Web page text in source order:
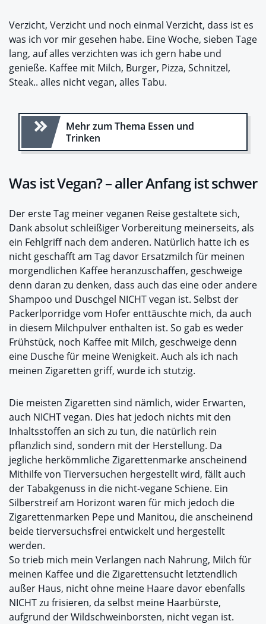
Verzicht, Verzicht und noch einmal Verzicht, dass ist es
was ich vor mir gesehen habe. Eine Woche, sieben Tage
lang, auf alles verzichten was ich gern habe und
genieße. Kaffee mit Milch, Burger, Pizza, Schnitzel,
Steak.. alles nicht vegan, alles Tabu.
Mehr zum Thema Essen und
Trinken
Was ist Vegan? – aller Anfang ist schwer
Der erste Tag meiner veganen Reise gestaltete sich,
Dank absolut schleißiger Vorbereitung meinerseits, als
ein Fehlgriff nach dem anderen. Natürlich hatte ich es
nicht geschafft am Tag davor Ersatzmilch für meinen
morgendlichen Kaffee heranzuschaffen, geschweige
denn daran zu denken, dass auch das eine oder andere
Shampoo und Duschgel NICHT vegan ist. Selbst der
Packerlporridge vom Hofer enttäuschte mich, da auch
in diesem Milchpulver enthalten ist. So gab es weder
Frühstück, noch Kaffee mit Milch, geschweige denn
eine Dusche für meine Wenigkeit. Auch als ich nach
meinen Zigaretten griff, wurde ich stutzig.
Die meisten Zigaretten sind nämlich, wider Erwarten,
auch NICHT vegan. Dies hat jedoch nichts mit den
Inhaltsstoffen an sich zu tun, die natürlich rein
pflanzlich sind, sondern mit der Herstellung. Da
jegliche herkömmliche Zigarettenmarke anscheinend
Mithilfe von Tierversuchen hergestellt wird, fällt auch
der Tabakgenuss in die nicht-vegane Schiene. Ein
Silberstreif am Horizont waren für mich jedoch die
Zigarettenmarken Pepe und Manitou, die anscheinend
beide tierversuchsfrei entwickelt und hergestellt
werden.
So trieb mich mein Verlangen nach Nahrung, Milch für
meinen Kaffee und die Zigarettensucht letztendlich
außer Haus, nicht ohne meine Haare davor ebenfalls
NICHT zu frisieren, da selbst meine Haarbürste,
aufgrund der Wildschweinborsten, nicht vegan ist.